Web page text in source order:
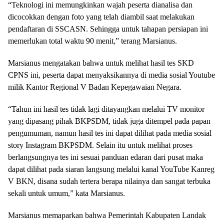
“Teknologi ini memungkinkan wajah peserta dianalisa dan
dicocokkan dengan foto yang telah diambil saat melakukan
pendaftaran di SSCASN. Sehingga untuk tahapan persiapan ini
memerlukan total waktu 90 menit,” terang Marsianus.
Marsianus mengatakan bahwa untuk melihat hasil tes SKD
CPNS ini, peserta dapat menyaksikannya di media sosial Youtube
milik Kantor Regional V Badan Kepegawaian Negara.
“Tahun ini hasil tes tidak lagi ditayangkan melalui TV monitor
yang dipasang pihak BKPSDM, tidak juga ditempel pada papan
pengumuman, namun hasil tes ini dapat dilihat pada media sosial
story Instagram BKPSDM. Selain itu untuk melihat proses
berlangsungnya tes ini sesuai panduan edaran dari pusat maka
dapat dilihat pada siaran langsung melalui kanal YouTube Kanreg
V BKN, disana sudah tertera berapa nilainya dan sangat terbuka
sekali untuk umum,” kata Marsianus.
Marsianus memaparkan bahwa Pemerintah Kabupaten Landak